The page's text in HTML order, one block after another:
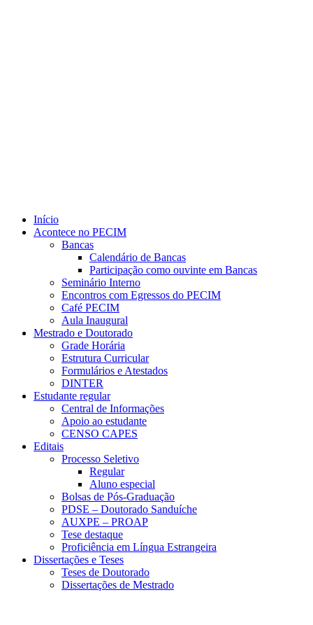
Início
Acontece no PECIM
Bancas
Calendário de Bancas
Participação como ouvinte em Bancas
Seminário Interno
Encontros com Egressos do PECIM
Café PECIM
Aula Inaugural
Mestrado e Doutorado
Grade Horária
Estrutura Curricular
Formulários e Atestados
DINTER
Estudante regular
Central de Informações
Apoio ao estudante
CENSO CAPES
Editais
Processo Seletivo
Regular
Aluno especial
Bolsas de Pós-Graduação
PDSE – Doutorado Sanduíche
AUXPE – PROAP
Tese destaque
Proficiência em Língua Estrangeira
Dissertações e Teses
Teses de Doutorado
Dissertações de Mestrado